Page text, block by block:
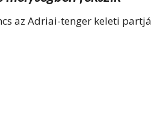
az Adriai-tenger keleti